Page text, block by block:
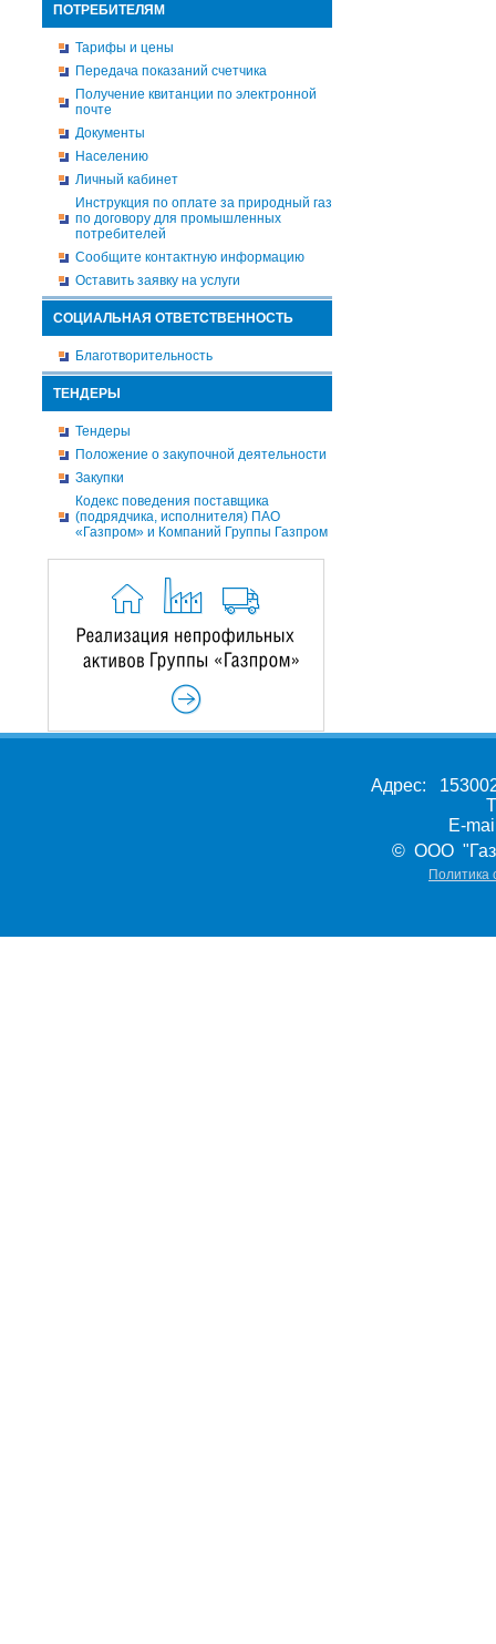
ПОТРЕБИТЕЛЯМ
Тарифы и цены
Передача показаний счетчика
Получение квитанции по электронной
почте
Документы
Населению
Личный кабинет
Инструкция по оплате за природный газ
по договору для промышленных
потребителей
Сообщите контактную информацию
Оставить заявку на услуги
СОЦИАЛЬНАЯ ОТВЕТСТВЕННОСТЬ
Благотворительность
ТЕНДЕРЫ
Тендеры
Положение о закупочной деятельности
Закупки
Кодекс поведения поставщика
(подрядчика, исполнителя) ПАО
«Газпром» и Компаний Группы Газпром
Адрес:
E-
© ООО
Политика